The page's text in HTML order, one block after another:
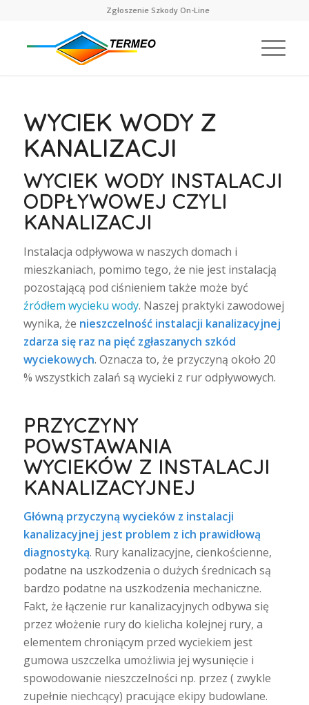
Zgłoszenie Szkody On-Line
WYCIEK WODY Z
KANALIZACJI
WYCIEK WODY INSTALACJI
ODPŁYWOWEJ CZYLI
KANALIZACJI
Instalacja odpływowa w naszych domach i
mieszkaniach, pomimo tego, że nie jest instalacją
pozostającą pod ciśnieniem także może być
źródłem wycieku wody. Naszej praktyki zawodowej
wynika, że nieszczelność instalacji kanalizacyjnej
zdarza się raz na pięć zgłaszanych szkód
wyciekowych. Oznacza to, że przyczyną około 20
% wszystkich zalań są wycieki z rur odpływowych.
PRZYCZYNY
POWSTAWANIA
WYCIEKÓW Z INSTALACJI
KANALIZACYJNEJ
Główną przyczyną wycieków z instalacji
kanalizacyjnej jest problem z ich prawidłową
diagnostyką. Rury kanalizacyjne, cienkościenne,
podatne na uszkodzenia o dużych średnicach są
bardzo podatne na uszkodzenia mechaniczne.
Fakt, że łączenie rur kanalizacyjnych odbywa się
przez włożenie rury do kielicha kolejnej rury, a
elementem chroniącym przed wyciekiem jest
gumowa uszczelka umożliwia jej wysunięcie i
spowodowanie nieszczelności np. przez ( zwykle
zupełnie niechcący) pracujące ekipy budowlane.